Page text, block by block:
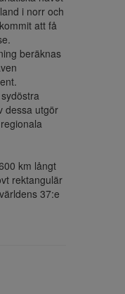
i norr och
att få
beräknas
dessa utgör
km långt
rektangulär
37:e